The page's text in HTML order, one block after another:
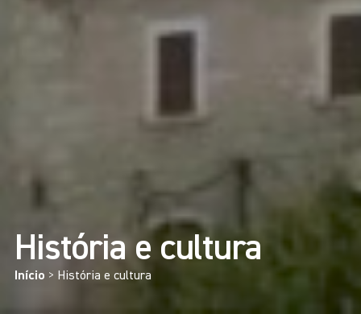
História e cultura
Início > História e cultura